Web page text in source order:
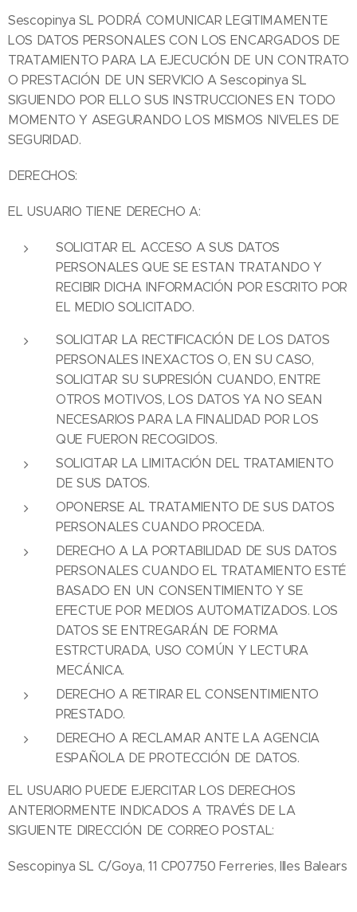
Sescopinya SL PODRÁ COMUNICAR LEGITIMAMENTE
LOS DATOS PERSONALES CON LOS ENCARGADOS DE
TRATAMIENTO PARA LA EJECUCIÓN DE UN CONTRATO
O PRESTACIÓN DE UN SERVICIO A Sescopinya SL
SIGUIENDO POR ELLO SUS INSTRUCCIONES EN TODO
MOMENTO Y ASEGURANDO LOS MISMOS NIVELES DE
SEGURIDAD.
DERECHOS:
EL USUARIO TIENE DERECHO A:
SOLICITAR EL ACCESO A SUS DATOS
PERSONALES QUE SE ESTAN TRATANDO Y
RECIBIR DICHA INFORMACIÓN POR ESCRITO POR
EL MEDIO SOLICITADO.
SOLICITAR LA RECTIFICACIÓN DE LOS DATOS
PERSONALES INEXACTOS O, EN SU CASO,
SOLICITAR SU SUPRESIÓN CUANDO, ENTRE
OTROS MOTIVOS, LOS DATOS YA NO SEAN
NECESARIOS PARA LA FINALIDAD POR LOS
QUE FUERON RECOGIDOS.
SOLICITAR LA LIMITACIÓN DEL TRATAMIENTO
DE SUS DATOS.
OPONERSE AL TRATAMIENTO DE SUS DATOS
PERSONALES CUANDO PROCEDA.
DERECHO A LA PORTABILIDAD DE SUS DATOS
PERSONALES CUANDO EL TRATAMIENTO ESTÉ
BASADO EN UN CONSENTIMIENTO Y SE
EFECTUE POR MEDIOS AUTOMATIZADOS. LOS
DATOS SE ENTREGARÁN DE FORMA
ESTRCTURADA, USO COMÚN Y LECTURA
MECÁNICA.
DERECHO A RETIRAR EL CONSENTIMIENTO
PRESTADO.
DERECHO A RECLAMAR ANTE LA AGENCIA
ESPAÑOLA DE PROTECCIÓN DE DATOS.
EL USUARIO PUEDE EJERCITAR LOS DERECHOS
ANTERIORMENTE INDICADOS A TRAVÉS DE LA
SIGUIENTE DIRECCIÓN DE CORREO POSTAL:
Sescopinya SL C/Goya, 11 CP07750 Ferreries, Illes Balears